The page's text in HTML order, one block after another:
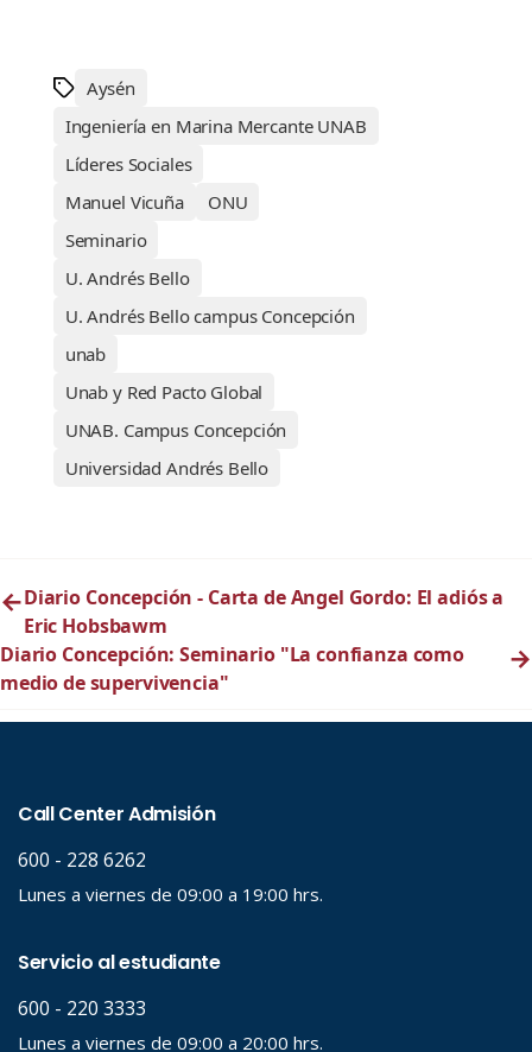
Aysén
Ingeniería en Marina Mercante UNAB
Líderes Sociales
Manuel Vicuña
ONU
Seminario
U. Andrés Bello
U. Andrés Bello campus Concepción
unab
Unab y Red Pacto Global
UNAB. Campus Concepción
Universidad Andrés Bello
←Diario Concepción - Carta de Angel Gordo: El adiós a
Eric Hobsbawm
Diario Concepción: Seminario "La confianza como
medio de supervivencia"
→